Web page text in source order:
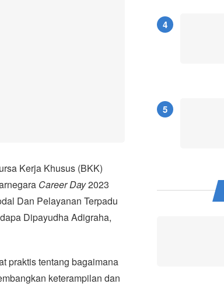
Kerja Khusus (BKK)
Career Day2023
Dan Pelayanan Terpadu
Dipayudha Adigraha,
praktis tentang bagaimana
keterampilan dan